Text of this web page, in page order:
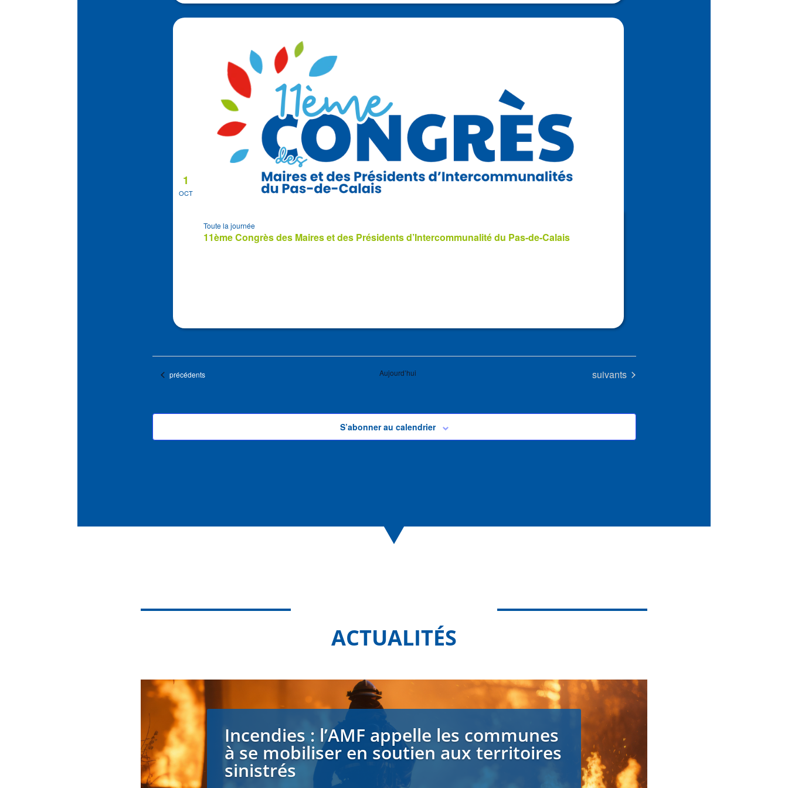
OCT
1
11ème Congrès des Maires et des Présidents d’Intercommunalité du Pas-de-Calais
Toute la journée
Évènements
précédents Aujourd’hui Évènements
suivants
S’abonner au calendrier
ACTUALITÉS
Incendies : l’AMF appelle les communes
à se mobiliser en soutien aux territoires
sinistrés